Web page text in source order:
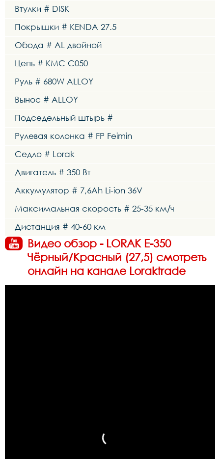
Втулки # DISK
Покрышки # KENDA 27.5
Обода # AL двойной
Цепь # KMC C050
Руль # 680W ALLOY
Вынос # ALLOY
Подседельный штырь #
Рулевая колонка # FP Feimin
Седло # Lorak
Двигатель # 350 Вт
Аккумулятор # 7,6Ah Li-ion 36V
Максимальная скорость # 25-35 км/ч
Дистанция # 40-60 км
Видео обзор - LORAK E-350
Чёрный/Красный (27,5) смотреть
онлайн на канале Loraktrade